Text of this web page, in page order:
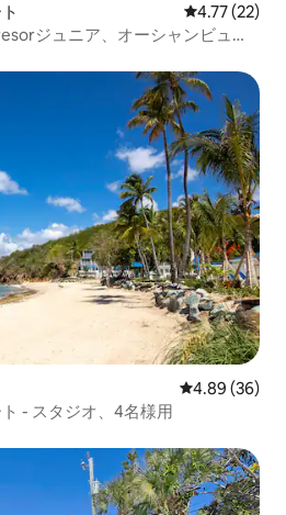
レビュー22
4.77 (22)
ジュニア、オーシャンビュ
レビュー36
4.89 (36)
- スタジオ、4名様用